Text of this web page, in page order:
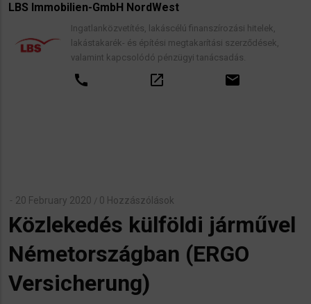
LBS Immobilien-GmbH NordWest
Ingatlanközvetítés, lakáscélú finanszírozási hitelek,
lakástakarék- és építési megtakarítási szerződések,
valamint kapcsolódó pénzügyi tanácsadás.
call open_in_new email
20 February 2020 / 0 Hozzászólások
Közlekedés külföldi járművel
Németországban (ERGO
Versicherung)